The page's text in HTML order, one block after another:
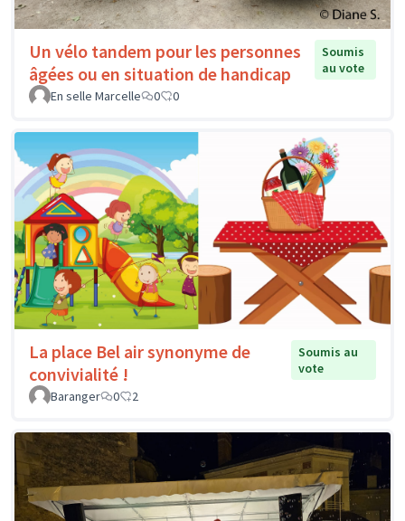
Un vélo tandem pour les personnes
âgées ou en situation de handicap
Soumis
au vote
En selle Marcelle
0 0
La place Bel air synonyme de
convivialité !
Soumis au
vote
Baranger
0 2